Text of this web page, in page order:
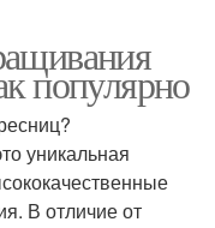
популярно
уникальная
В отличие от